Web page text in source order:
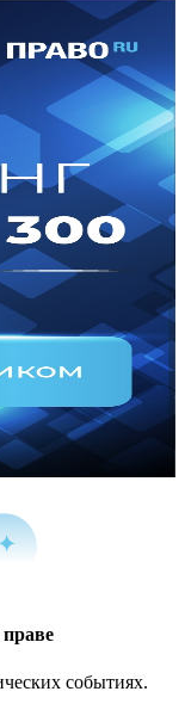
событиях.